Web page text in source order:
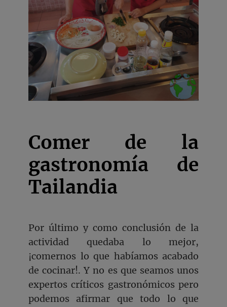
Comer de la
gastronomía de
Tailandia
Por último y como conclusión de la
actividad quedaba lo mejor,
¡comernos lo que habíamos acabado
de cocinar!. Y no es que seamos unos
expertos críticos gastronómicos pero
podemos afirmar que todo lo que